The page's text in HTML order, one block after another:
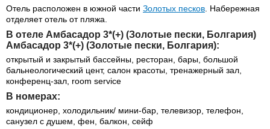
Отель расположен в южной части Золотых песков . Набережная
отделяет отель от пляжа.
В отеле Амбасадор 3*(+) (Золотые пески, Болгария)
Амбасадор 3*(+) (Золотые пески, Болгария):
открытый и закрытый бассейны, ресторан, бары, большой
бальнеологический цент, салон красоты, тренажерный зал,
конференц-зал, room service
В номерах:
кондиционер, холодильник/ мини-бар, телевизор, телефон,
санузел с душем, фен, балкон, сейф